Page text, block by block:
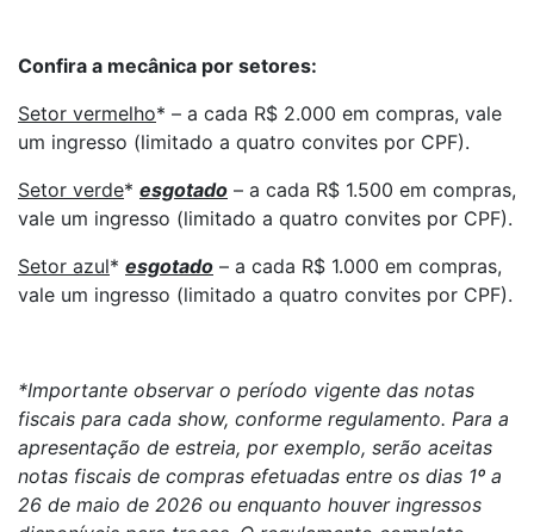
Confira a mecânica por setores:
Setor vermelho* – a cada R$ 2.000 em compras, vale
um ingresso (limitado a quatro convites por CPF).
Setor verde* esgotado – a cada R$ 1.500 em compras,
vale um ingresso (limitado a quatro convites por CPF).
Setor azul* esgotado – a cada R$ 1.000 em compras,
vale um ingresso (limitado a quatro convites por CPF).
*Importante observar o período vigente das notas
fiscais para cada show, conforme regulamento. Para a
apresentação de estreia, por exemplo, serão aceitas
notas fiscais de compras efetuadas entre os dias 1º a
26 de maio de 2026 ou enquanto houver ingressos